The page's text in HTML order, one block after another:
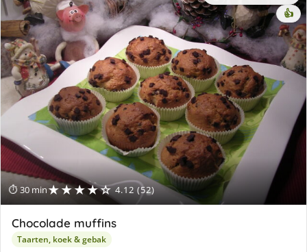
⏱ 30 min★★★★☆ 4.12 (52)
👍
Chocolade muffins
Taarten, koek & gebak